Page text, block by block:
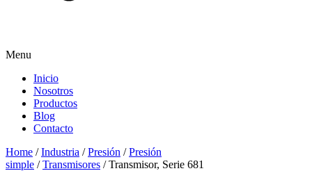
Menu
Inicio
Nosotros
Productos
Blog
Contacto
Home /Industria /Presión /Presión
simple /Transmisores / Transmisor, Serie 681